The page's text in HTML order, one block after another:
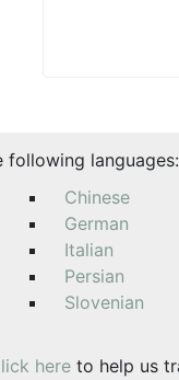
following languages:
Chinese
German
Italian
Persian
Slovenian
here to help us